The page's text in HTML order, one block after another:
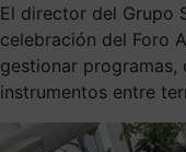
El director del Grupo
celebración del Foro
gestionar programas,
instrumentos entre